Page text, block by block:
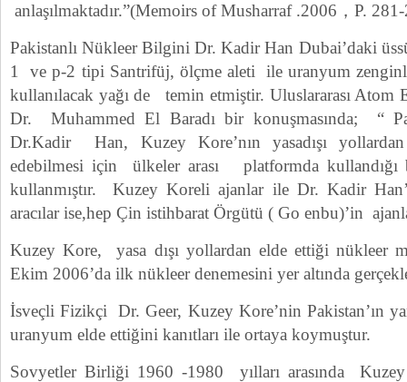
anlaşılmaktadır.”(Memoirs of Musharraf .2006，P.
Pakistanlı Nükleer Bilgini Dr. Kadir Han Dubai’daki
1 ve p-2 tipi Santrifüj, ölçme aleti ile uranyum
kullanılacak yağı de temin etmiştir. Uluslararası Atom
Dr. Muhammed El Baradı bir konuşmasında; “
Dr.Kadir Han, Kuzey Kore’nın yasadışı
edebilmesi için ülkeler arası platformda
kullanmıştır. Kuzey Koreli ajanlar ile Dr. Kadir
aracılar ise,hep Çin istihbarat Örgütü ( Go enbu)’in
Kuzey Kore, yasa dışı yollardan elde ettiği nükleer
Ekim 2006’da ilk nükleer denemesini yer altında
İsveçli Fizikçi Dr. Geer, Kuzey Kore’nin Pakistan’ın
uranyum elde ettiğini kanıtları ile ortaya koymuştur.
Sovyetler Birliği 1960 -1980 yılları arasında